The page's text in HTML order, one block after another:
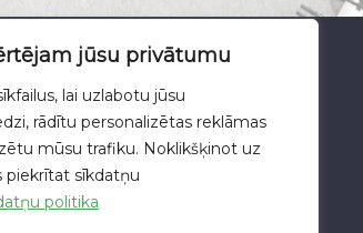
jūsu privātumu
lai uzlabotu jūsu
rādītu personalizētas reklāmas
mūsu trafiku. Noklikšķinot uz
piekrītat sīkdatņu
politika